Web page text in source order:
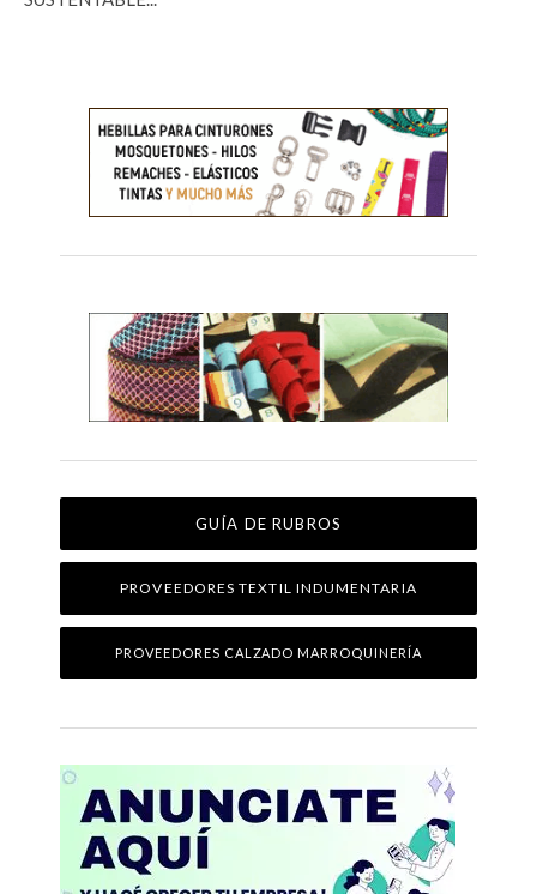
GUÍA DE RUBROS
PROVEEDORES TEXTIL INDUMENTARIA
PROVEEDORES CALZADO MARROQUINERÍA